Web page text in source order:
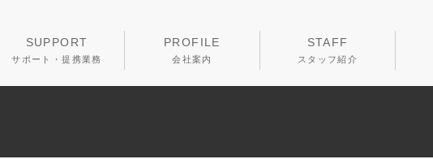
SUPPORT
サポート・提携業務
PROFILE
会社案内
STAFF
スタッフ紹介